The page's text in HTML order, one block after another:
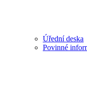
Úřední deska
Povinné